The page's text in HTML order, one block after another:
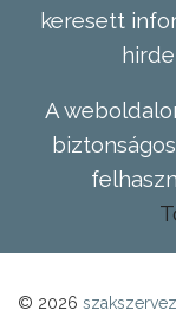
keresett
A
© 2026